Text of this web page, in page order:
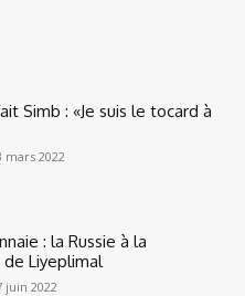
Simb : «Je suis le tocard à
mars 2022
: la Russie à la
de Liyeplimal
juin 2022